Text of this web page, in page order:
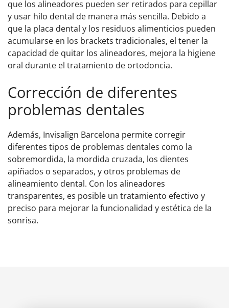
que los alineadores pueden ser retirados para cepillar
y usar hilo dental de manera más sencilla. Debido a
que la placa dental y los residuos alimenticios pueden
acumularse en los brackets tradicionales, el tener la
capacidad de quitar los alineadores, mejora la higiene
oral durante el tratamiento de ortodoncia.
Corrección de diferentes
problemas dentales
Además, Invisalign Barcelona permite corregir
diferentes tipos de problemas dentales como la
sobremordida, la mordida cruzada, los dientes
apiñados o separados, y otros problemas de
alineamiento dental. Con los alineadores
transparentes, es posible un tratamiento efectivo y
preciso para mejorar la funcionalidad y estética de la
sonrisa.